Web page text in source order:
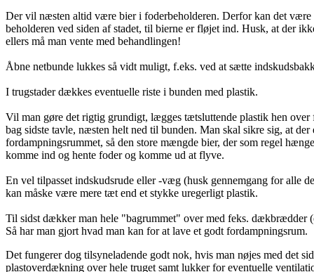
Der vil næsten altid være bier i foderbeholderen. Derfor kan det være
beholderen ved siden af stadet, til bierne er fløjet ind. Husk, at der
ellers må man vente med behandlingen!
Åbne netbunde lukkes så vidt muligt, f.eks. ved at sætte
I trugstader dækkes eventuelle riste i bunden med plastik.
Vil man gøre det rigtig grundigt, lægges tætsluttende plastik hen over
bag sidste tavle, næsten helt ned til bunden. Man skal sikre sig, at der
fordampningsrummet, så den store mængde bier, der som regel
komme ind og hente foder og komme ud at flyve.
En vel tilpasset indskudsrude eller -væg (husk gennemgang for alle
kan måske være mere tæt end et stykke uregerligt plastik.
Til sidst dækker man hele "bagrummet" over med feks. dækbrædder
Så har man gjort hvad man kan for at lave et godt fordampningsrum.
Det fungerer dog tilsyneladende godt nok, hvis man nøjes med det
plastoverdækning over hele truget samt lukker for eventuelle